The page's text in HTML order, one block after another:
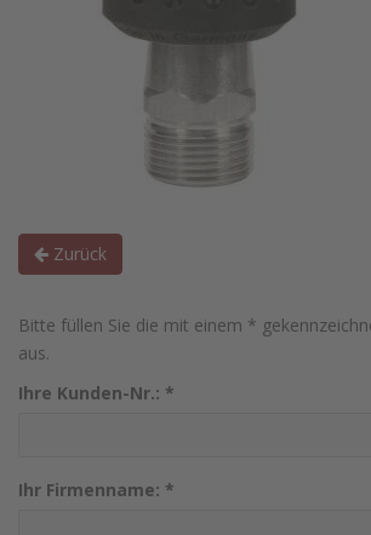
Zurück
Bitte füllen Sie die mit einem *
aus.
Ihre Kunden-Nr.: *
Ihr Firmenname: *